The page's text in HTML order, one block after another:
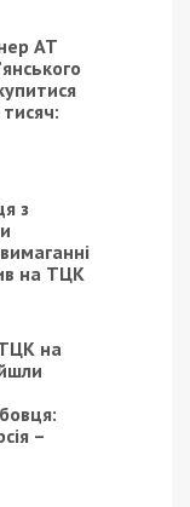
громадян, які
на пенсію
учасники
на пенсію
ветеранів.
на пенсію в
країн
про
років. Цією
і Україні. До
не будуть,